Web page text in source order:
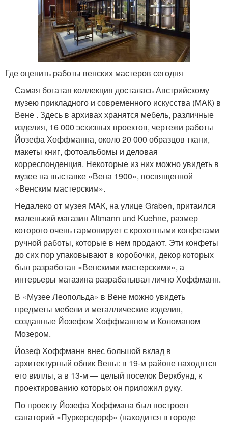
Где оценить работы венских мастеров сегодня
Самая богатая коллекция досталась Австрийскому
музею прикладного и современного искусства (МАК) в
Вене . Здесь в архивах хранятся мебель, различные
изделия, 16 000 эскизных проектов, чертежи работы
Йозефа Хоффманна, около 20 000 образцов ткани,
макеты книг, фотоальбомы и деловая
корреспонденция. Некоторые из них можно увидеть в
музее на выставке «Вена 1900», посвященной
«Венским мастерским».
Недалеко от музея МАК, на улице Graben, притаился
маленький магазин Altmann und Kuehne, размер
которого очень гармонирует с крохотными конфетами
ручной работы, которые в нем продают. Эти конфеты
до сих пор упаковывают в коробочки, декор которых
был разработан «Венскими мастерскими», а
интерьеры магазина разрабатывал лично Хоффманн.
В «Музее Леопольда» в Вене можно увидеть
предметы мебели и металлические изделия,
созданные Йозефом Хоффманном и Коломаном
Мозером.
Йозеф Хоффманн внес большой вклад в
архитектурный облик Вены: в 19-м районе находятся
его виллы, а в 13-м ― целый поселок Веркбунд, к
проектированию которых он приложил руку.
По проекту Йозефа Хоффмана был построен
санаторий «Пуркерсдорф» (находится в городе